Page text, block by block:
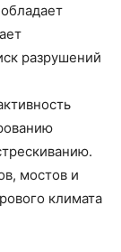
разрушений
мостов и
климата